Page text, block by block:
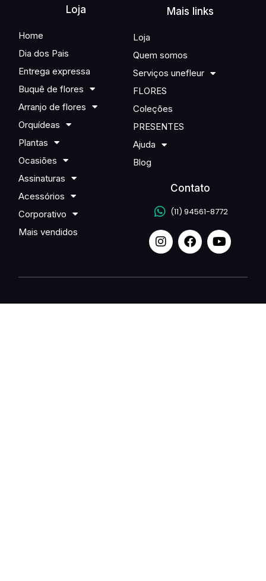
Loja
Home
Dia dos Pais
Entrega expressa
Buquê de flores
Arranjo de flores
Orquídeas
Plantas
Ocasiões
Assinaturas
Acessórios
Corporativo
Mais vendidos
Mais links
Loja
Quem somos
Serviços unefleur
FLORES
Coleções
PRESENTES
Ajuda
Blog
Contato
(11) 94561-8772